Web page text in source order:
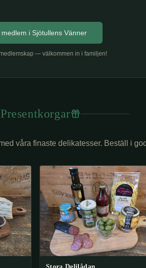
medlem i Sjötullens Vänner
— välkommen in i familjen!
Presentkorgar
våra finaste delikatesser. Beställ i
Stora Delilådan